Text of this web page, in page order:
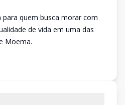
quem busca morar com
de vida em uma das
Moema.